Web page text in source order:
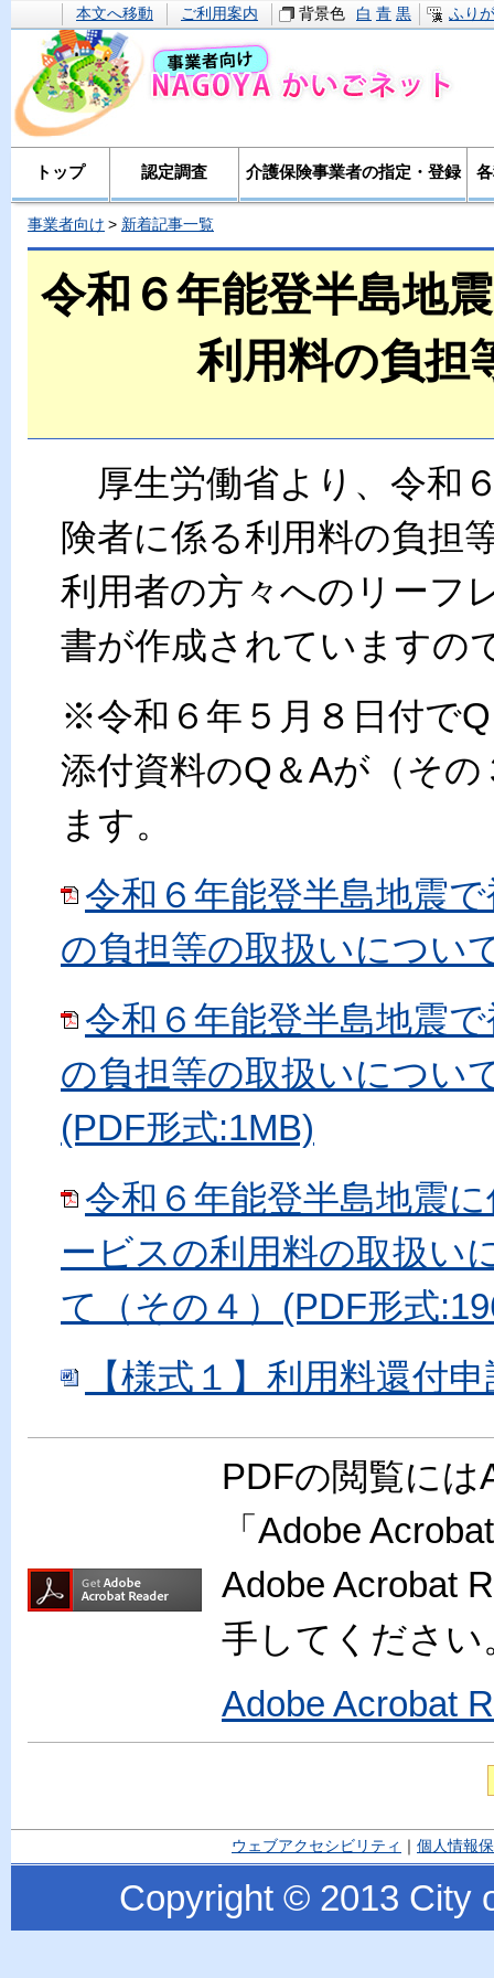
本文へ移動 ご利用案内 背景色 白 青 黒 ふり
トップ 認定調査 介護保険事業者の指定・登録
事業者向け 新着記事一覧
令和６年能登半島地
利用料の負担
厚生労働省より、令和
険者に係る利用料の負担
利用者の方々へのリーフ
書が作成されていますの
※令和６年５月８日付で
添付資料のQ＆Aが（そ
ます。
令和６年能登半島地震
の負担等の取扱いについ
令和６年能登半島地震
の負担等の取扱いについ
(PDF形式:1MB)
令和６年能登半島地震
ービスの利用料の取扱い
て（その４）(PDF形式
【様式１】利用料還付
PDFの閲覧に
「Adobe
Adobe Acrobat
手してください
Adobe Acrobat
ウェブアクセシビリティ 個人情報
Copyright © 2013 City